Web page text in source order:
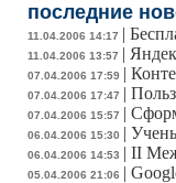
последние
11.04.2006 14:17 |
11.04.2006 13:57 |
07.04.2006 17:59 |
07.04.2006 17:47 |
07.04.2006 15:57 |
06.04.2006 15:30 |
06.04.2006 14:53 | II
05.04.2006 21:06 |